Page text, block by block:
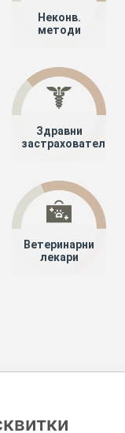
Неконв.
методи
Здравни
застрахователи
Ветеринарни
лекари